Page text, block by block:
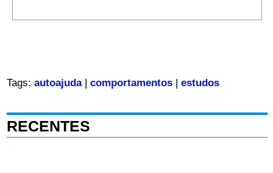
Tags: autoajuda| comportamentos| estudos
RECENTES